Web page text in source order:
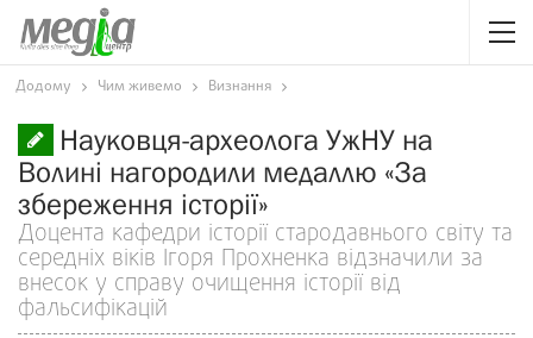
Додому Чим живемо Визнання
Науковця-археолога УжНУ на
Волині нагородили медаллю «За
збереження історії»
Доцента кафедри історії стародавнього світу та
середніх віків Ігоря Прохненка відзначили за
внесок у справу очищення історії від
фальсифікацій